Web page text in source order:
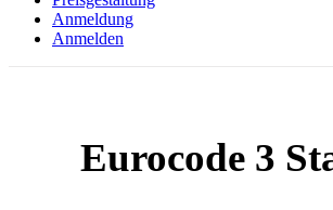
Anmeldung
Anmelden
Eurocode 3